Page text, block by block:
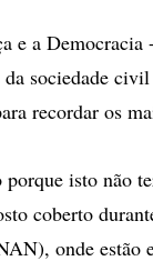
a Democracia
sociedade
recordar os
porque isto não
coberto
onde estão